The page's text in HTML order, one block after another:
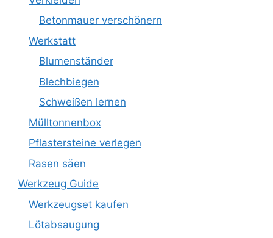
Betonmauer verschönern
Werkstatt
Blumenständer
Blechbiegen
Schweißen lernen
Mülltonnenbox
Pflastersteine verlegen
Rasen säen
Werkzeug Guide
Werkzeugset kaufen
Lötabsaugung